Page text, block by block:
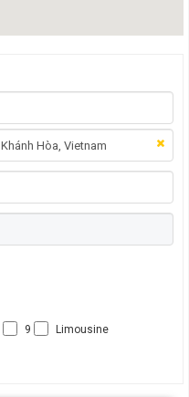
9
Limousine